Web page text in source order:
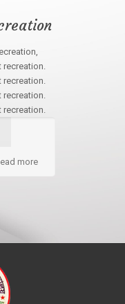
recreation.
recreation.
recreation.
recreation.
more